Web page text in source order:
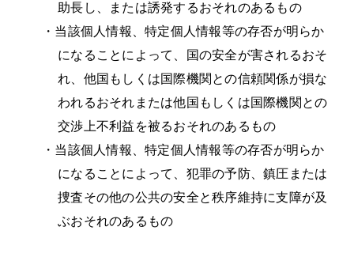
助長し、または誘発するおそれのあるもの
・ 当該個人情報、特定個人情報等の存否が明らか
になることによって、国の安全が害されるおそ
れ、他国もしくは国際機関との信頼関係が損な
われるおそれまたは他国もしくは国際機関との
交渉上不利益を被るおそれのあるもの
・ 当該個人情報、特定個人情報等の存否が明らか
になることによって、犯罪の予防、鎮圧または
捜査その他の公共の安全と秩序維持に支障が及
ぶおそれのあるもの